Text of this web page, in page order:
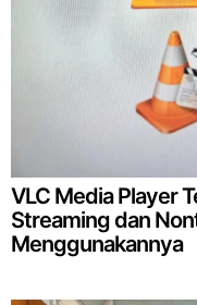
VLC Media Player
Streaming dan
Menggunakannya